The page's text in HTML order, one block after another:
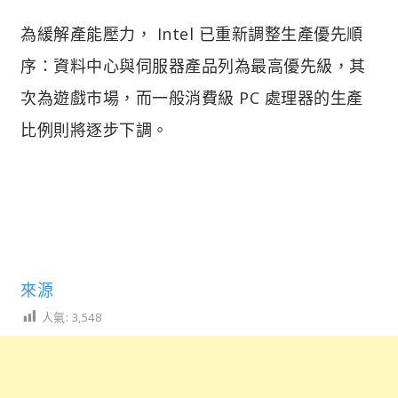
為緩解產能壓力， Intel 已重新調整生產優先順
序：資料中心與伺服器產品列為最高優先級，其
次為遊戲市場，而一般消費級 PC 處理器的生產
比例則將逐步下調。
來源
人氣: 3,548